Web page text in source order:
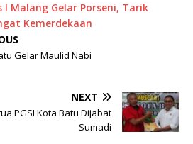
I Malang Gelar Porseni, Tarik
Kemerdekaan
Gelar Maulid Nabi
NEXT
PGSI Kota Batu Dijabat
Sumadi